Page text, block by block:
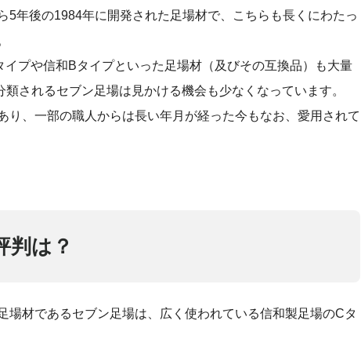
5年後の1984年に開発された足場材で、こちらも長くにわたっ
プや信和Bタイプといった足場材（及びその互換品）も大量
されるセブン足場は見かける機会も少なくなっています。
り、一部の職人からは長い年月が経った今もなお、愛用されて
判は？
場材であるセブン足場は、広く使われている信和製足場のCタ